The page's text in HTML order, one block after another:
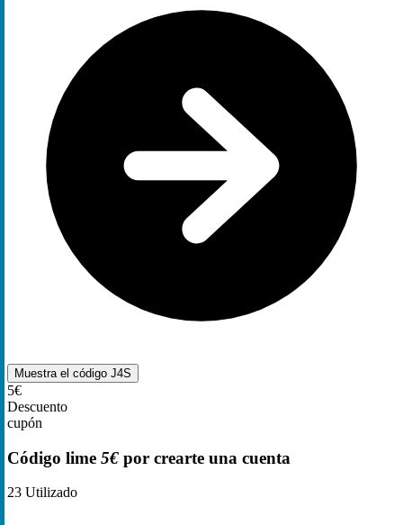
Muestra el código J4S
5€
Descuento
cupón
Código lime 5€ por crearte una cuenta
23 Utilizado